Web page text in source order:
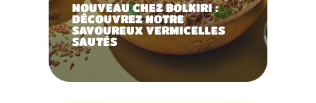
NOUVEAU CHEZ BOLKIRI :
DÉCOUVREZ NOTRE
SAVOUREUX VERMICELLES
SAUTÉS